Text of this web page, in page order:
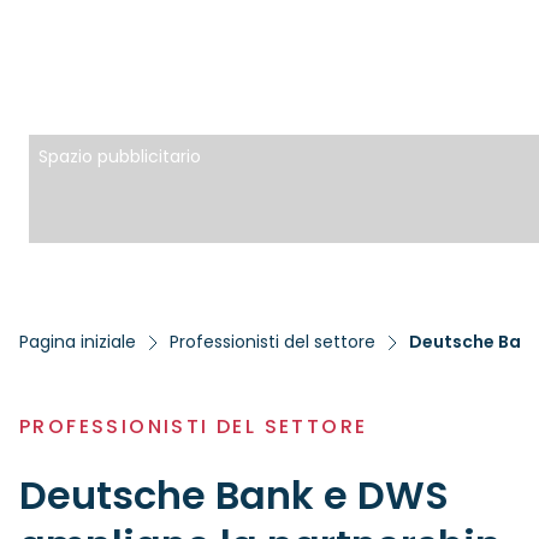
Spazio pubblicitario
Pagina iniziale Professionisti del settore Deutsche
PROFESSIONISTI DEL SETTORE
Deutsche Bank e DWS